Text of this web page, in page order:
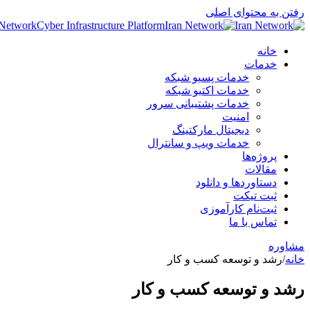
رفتن به محتوای اصلی
Cyber Infrastructure Platform
خانه
خدمات
خدمات پسیو شبکه
خدمات اکتیو شبکه
خدمات پشتیبانی سرور
امنیت
دیجیتال مارکتینگ
خدمات ویپ و سانترال
پروژه‌ها
مقالات
دستاوردها و دانلود
ثبت تیکت
ثبت‌نام کارآموزی
تماس با ما
مشاوره
خانه/رشد و توسعه کسب و کار
رشد و توسعه کسب و کار